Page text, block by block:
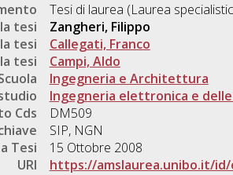
Tesi di laurea (Laurea
tesi
Zangheri, Filippo
tesi
Callegati, Franco
tesi
Campi, Aldo
Ingegneria e Architettura
Ingegneria elettronica e delle
Cds
DM509
SIP, NGN
Tesi
15 Ottobre 2008
URI
https://amslaurea.unibo.it/